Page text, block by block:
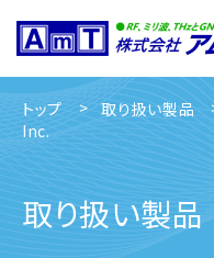
トップ 取り扱い製品
Inc.
取り扱い製品